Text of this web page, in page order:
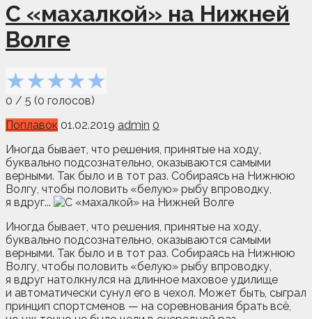
С «махалкой» на Нижней
Волге
★★★★★
0 / 5 (0 голосов)
Поплавок 01.02.2019 admin 0
Иногда бывает, что решения, принятые на ходу,
буквально подсознательно, оказываются самыми
верными. Так было и в тот раз. Собираясь на Нижнюю
Волгу, чтобы половить «белую» рыбу впроводку,
я вдруг...
Иногда бывает, что решения, принятые на ходу,
буквально подсознательно, оказываются самыми
верными. Так было и в тот раз. Собираясь на Нижнюю
Волгу, чтобы половить «белую» рыбу впроводку,
я вдруг натолкнулся на длинное маховое удилище
и автоматически сунул его в чехол. Может быть, сыграл
принцип спортсменов — на соревнования брать всё,